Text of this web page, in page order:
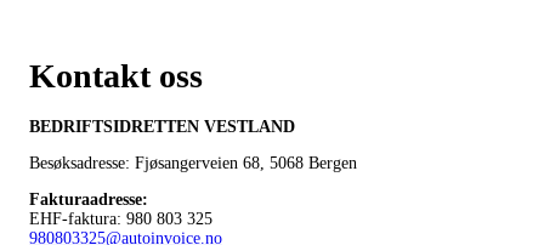
Kontakt oss
BEDRIFTSIDRETTEN VESTLAND
Besøksadresse: Fjøsangerveien 68, 5068 Bergen
Fakturaadresse:
EHF-faktura: 980 803 325
980803325@autoinvoice.no